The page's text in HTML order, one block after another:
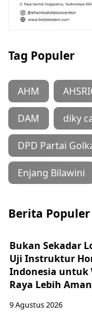
Tag Populer
AHM
DAM diky
DPD Partai
Enjang Bilawini
Berita Populer
Bukan Sekadar
Uji Instruktur
Indonesia untuk
Raya Lebih Aman
9 Agustus 2026